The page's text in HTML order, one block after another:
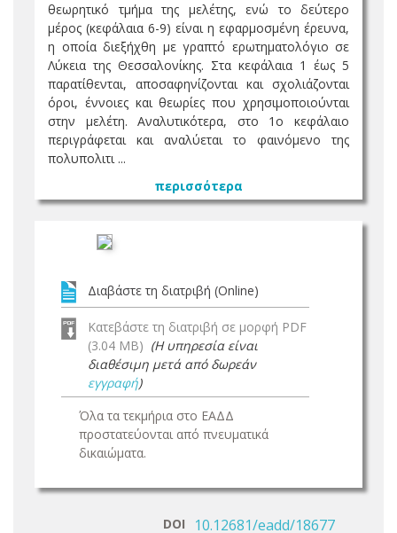
θεωρητικό τμήμα της μελέτης, ενώ το δεύτερο
μέρος (κεφάλαια 6-9) είναι η εφαρμοσμένη έρευνα,
η οποία διεξήχθη με γραπτό ερωτηματολόγιο σε
Λύκεια της Θεσσαλονίκης. Στα κεφάλαια 1 έως 5
παρατίθενται, αποσαφηνίζονται και σχολιάζονται
όροι, έννοιες και θεωρίες που χρησιμοποιούνται
στην μελέτη. Αναλυτικότερα, στο 1ο κεφάλαιο
περιγράφεται και αναλύεται το φαινόμενο της
πολυπολιτι ...
περισσότερα
Διαβάστε τη διατριβή (Online)
Κατεβάστε τη διατριβή σε μορφή PDF
(3.04 MB) (Η υπηρεσία είναι
διαθέσιμη μετά από δωρεάν
εγγραφή)
Όλα τα τεκμήρια στο ΕΑΔΔ
προστατεύονται από πνευματικά
δικαιώματα.
DOI 10.12681/eadd/18677